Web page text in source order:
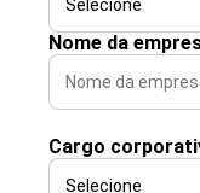
Nome da
Cargo